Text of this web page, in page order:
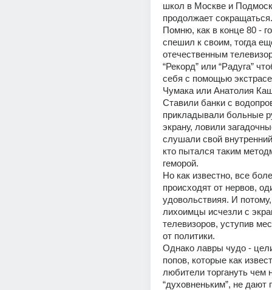
школ в Москве и
продолжает сокращаться.
Помню, как в конце 80 -
спешил к своим, тогда
отечественным
“Рекорд” или “Радуга”
себя с помощью
Чумака или Анатолия
Ставили банки с
прикладывали больные
экрану, ловили
слушали свой
кто пытался таким
геморой.
Но как известно, все
происходят от нервов,
удовольствияя. И
лихоимцы исчезли с
телевизоров, уступив
от политики.
Однако лавры чудо -
попов, которые как
любители торгануть чем
“духовненьким”, не дают